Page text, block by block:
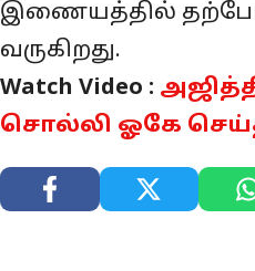
இணையத்தில்
வருகிறது.
Watch Video :
சொல்லி ஓகே